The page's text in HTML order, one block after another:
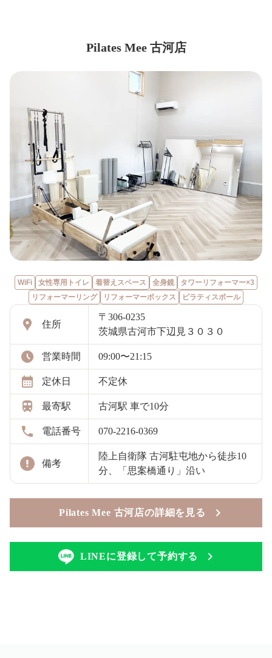
Pilates Mee 古河店
WiFi 女性専用トイレ 着替えスペース 全身鏡
タワーリフォーマー×3
リフォーマーリング
リフォーマーボックス ピラティスボール
住所
〒306-0235
茨城県古河市下辺見３０３０
営業時間 09:00〜21:15
定休日 不定休
最寄駅 古河駅 車で10分
電話番号 070-2216-0369
備考
陸上自衛隊 古河駐屯地から徒歩10
分、「思案橋通り」沿い
Pilates Mee 古河店の詳細を見る
LINEに登録して予約する